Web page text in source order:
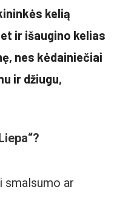
kelią
ir išaugino kelias
nes kėdainiečiai
ir džiugu,
smalsumo ar